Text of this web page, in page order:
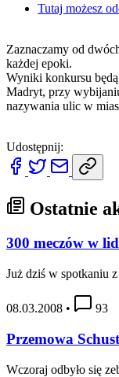
Tutaj możesz
Zaznaczamy od
każdej epoki.
Wyniki konkursu
Madryt, przy
nazywania ulic w
Udostępnij:
Ostatnie
300 meczów w
Już dziś w spotkaniu
08.03.2008 • 93
Przemowa
Wczoraj odbyło się